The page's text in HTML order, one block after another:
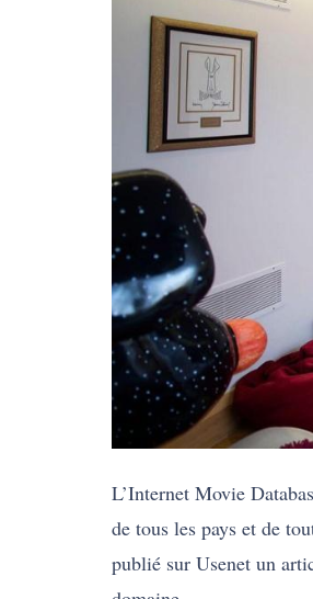
L’Internet Movie
de tous les pays et de
publié sur Usenet un